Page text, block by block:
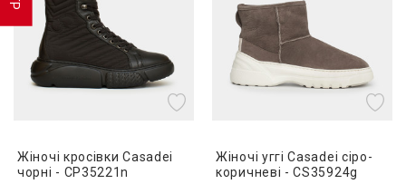
Жіночі кросівки Casadei
чорні - CP35221n
Жіночі уггі Casadei сіро-
коричневі - CS35924g